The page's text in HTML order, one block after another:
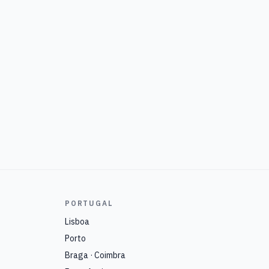
PORTUGAL
Lisboa
Porto
Braga · Coimbra